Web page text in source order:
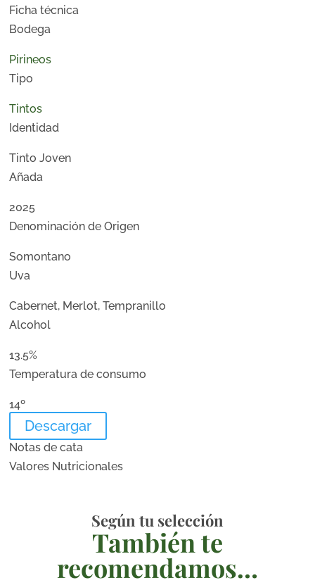
Ficha técnica
Bodega
Pirineos
Tipo
Tintos
Identidad
Tinto Joven
Añada
2025
Denominación de Origen
Somontano
Uva
Cabernet, Merlot, Tempranillo
Alcohol
13.5%
Temperatura de consumo
14º
Descargar
Notas de cata
Valores Nutricionales
Según tu selección
También te
recomendamos…